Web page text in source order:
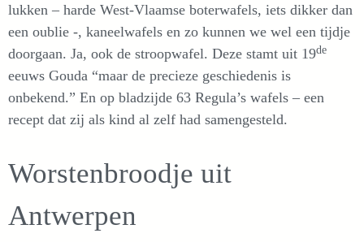
lukken – harde West-Vlaamse boterwafels, iets dikker dan
een oublie -, kaneelwafels en zo kunnen we wel een tijdje
doorgaan. Ja, ook de stroopwafel. Deze stamt uit 19de
eeuws Gouda “maar de precieze geschiedenis is
onbekend.” En op bladzijde 63 Regula’s wafels – een
recept dat zij als kind al zelf had samengesteld.
Worstenbroodje uit
Antwerpen